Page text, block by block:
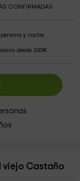
CONFIRMADAS
y noche
desde 200€
viejo Castaño